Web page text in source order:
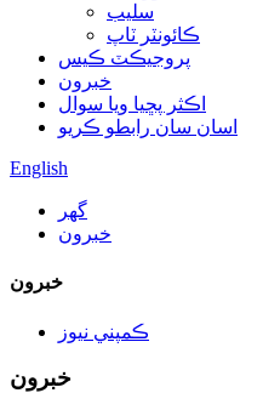
سليب
ڪائونٽر ٽاپ
پروجيڪٽ ڪيس
خبرون
اڪثر پڇيا ويا سوال
اسان سان رابطو ڪريو
English
گھر
خبرون
خبرون
ڪمپني نيوز
خبرون